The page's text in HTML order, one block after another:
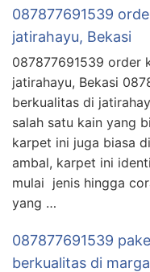
087877691539
jatirahayu, Bekasi
087877691539 order
jatirahayu, Bekasi
berkualitas di
salah satu kain yang
karpet ini juga biasa
ambal, karpet ini
mulai jenis hingga
yang …
087877691539
berkualitas di